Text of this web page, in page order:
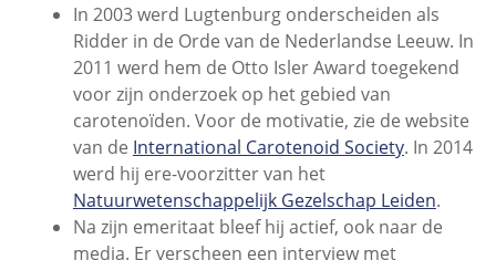
In 2003 werd Lugtenburg onderscheiden als
Ridder in de Orde van de Nederlandse Leeuw. In
2011 werd hem de Otto Isler Award toegekend
voor zijn onderzoek op het gebied van
carotenoïden. Voor de motivatie, zie de website
van de International Carotenoid Society. In 2014
werd hij ere-voorzitter van het
Natuurwetenschappelijk Gezelschap Leiden.
Na zijn emeritaat bleef hij actief, ook naar de
media. Er verscheen een interview met